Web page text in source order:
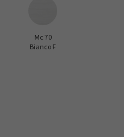
Mc 70
Bianco F